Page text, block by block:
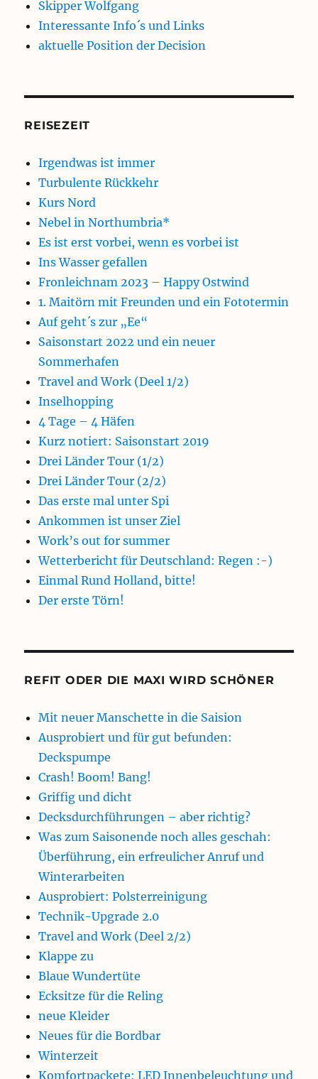
Skipper Wolfgang
Interessante Info´s und Links
aktuelle Position der Decision
REISEZEIT
Irgendwas ist immer
Turbulente Rückkehr
Kurs Nord
Nebel in Northumbria*
Es ist erst vorbei, wenn es vorbei ist
Ins Wasser gefallen
Fronleichnam 2023 – Happy Ostwind
1. Maitörn mit Freunden und ein Fototermin
Auf geht´s zur „Ee“
Saisonstart 2022 und ein neuer
Sommerhafen
Travel and Work (Deel 1/2)
Inselhopping
4 Tage – 4 Häfen
Kurz notiert: Saisonstart 2019
Drei Länder Tour (1/2)
Drei Länder Tour (2/2)
Das erste mal unter Spi
Ankommen ist unser Ziel
Work’s out for summer
Wetterbericht für Deutschland: Regen :-)
Einmal Rund Holland, bitte!
Der erste Törn!
REFIT ODER DIE MAXI WIRD SCHÖNER
Mit neuer Manschette in die Saision
Ausprobiert und für gut befunden:
Deckspumpe
Crash! Boom! Bang!
Griffig und dicht
Decksdurchführungen – aber richtig?
Was zum Saisonende noch alles geschah:
Überführung, ein erfreulicher Anruf und
Winterarbeiten
Ausprobiert: Polsterreinigung
Technik-Upgrade 2.0
Travel and Work (Deel 2/2)
Klappe zu
Blaue Wundertüte
Ecksitze für die Reling
neue Kleider
Neues für die Bordbar
Winterzeit
Komfortpackete: LED Innenbeleuchtung und